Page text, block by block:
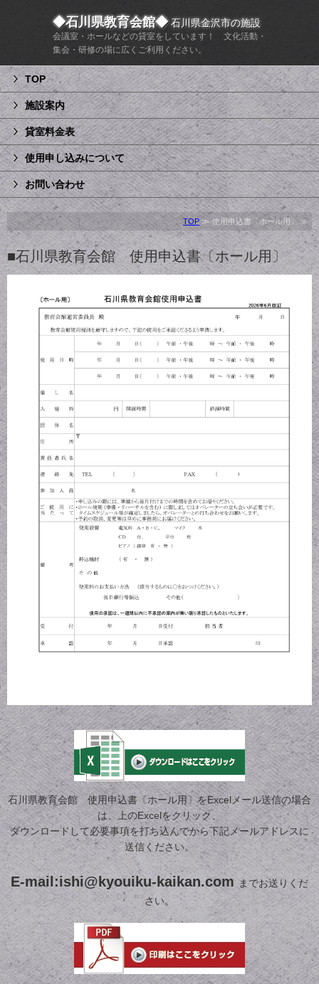
◆石川県教育会館◆ 石川県金沢市の施設
会議室・ホールなどの貸室をしています！ 文化活動・
集会・研修の場に広くご利用ください。
TOP
施設案内
貸室料金表
使用申し込みについて
お問い合わせ
TOP ≫ 使用申込書〔ホール用〕 ≫
■石川県教育会館 使用申込書〔ホール用〕
石川県教育会館 使用申込書〔ホール用〕をExcelメール送信の場合
は、上のExcelをクリック、
ダウンロードして必要事項を打ち込んでから下記メールアドレスに
送信ください。
E-mail:ishi@kyouiku-kaikan.com までお送りくだ
さい。